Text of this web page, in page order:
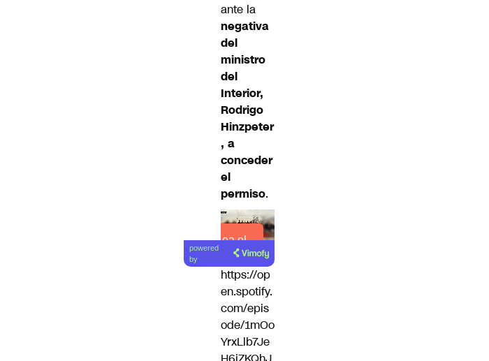
ante la
negativa
del
ministro
del
Interior,
Rodrigo
Hinzpeter
, a
conceder
el
permiso.
Lea el
artículo
powered
by
https://op
en.spotify.
com/epis
ode/1mOo
YrxLlb7Je